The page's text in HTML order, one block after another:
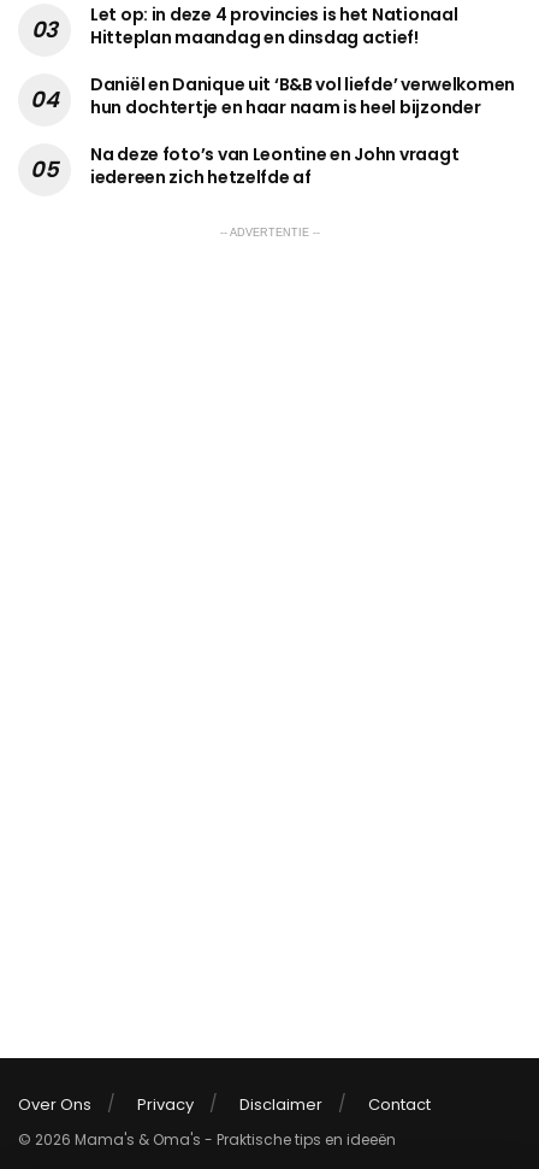
Let op: in deze 4 provincies is het Nationaal
Hitteplan maandag en dinsdag actief!
Daniël en Danique uit ‘B&B vol liefde’ verwelkomen
hun dochtertje en haar naam is heel bijzonder
Na deze foto’s van Leontine en John vraagt
iedereen zich hetzelfde af
-- ADVERTENTIE --
Over Ons Privacy Disclaimer Contact
© 2026 Mama's & Oma's - Praktische tips en ideeën